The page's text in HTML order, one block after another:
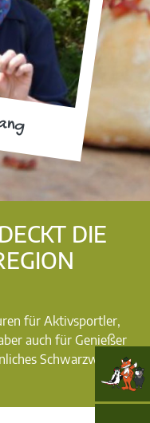
DIE
für Aktivsportler,
auch für Genießer
Schwarzwald-